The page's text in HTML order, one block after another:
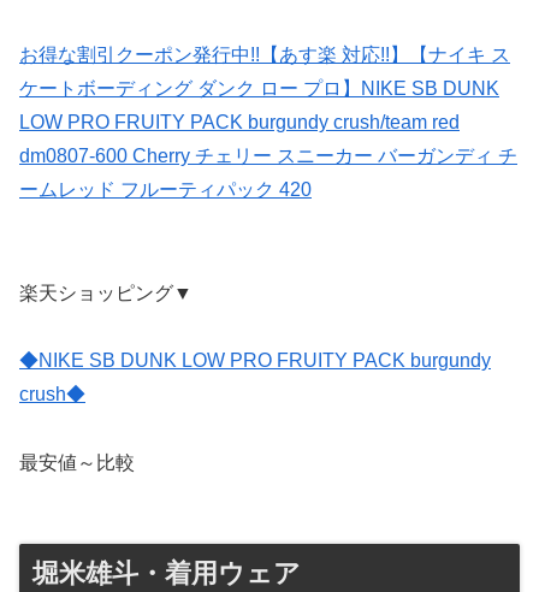
お得な割引クーポン発行中!!【あす楽 対応!!】【ナイキ ス
ケートボーディング ダンク ロー プロ】NIKE SB DUNK
LOW PRO FRUITY PACK burgundy crush/team red
dm0807-600 Cherry チェリー スニーカー バーガンディ チ
ームレッド フルーティパック 420
楽天ショッピング▼
◆NIKE SB DUNK LOW PRO FRUITY PACK burgundy
crush◆
最安値～比較
堀米雄斗・着用ウェア